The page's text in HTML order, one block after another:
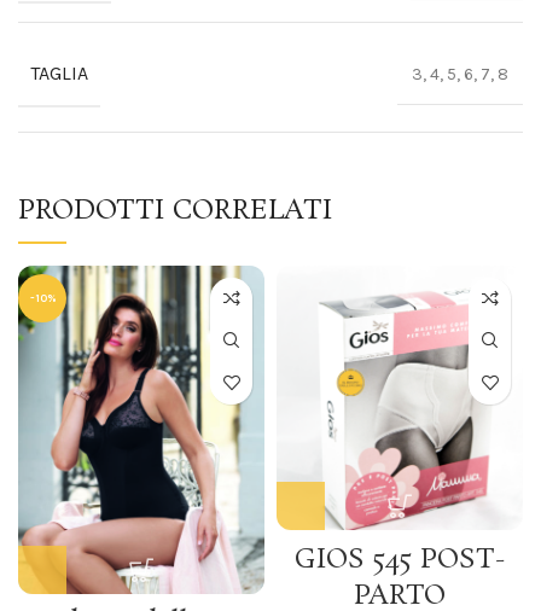
TAGLIA 3, 4, 5, 6, 7, 8
PRODOTTI CORRELATI
-10%
GIOS 545 POST-
PARTO